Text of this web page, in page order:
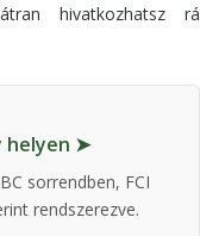
hivatkozhatsz rá
helyen ➤
sorrendben, FCI
rendszerezve.